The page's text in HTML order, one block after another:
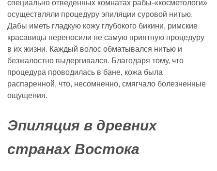
специально отведенных комнатах рабы-«косметологи»
осуществляли процедуру эпиляции суровой нитью.
Дабы иметь гладкую кожу глубокого бикини, римские
красавицы переносили не самую приятную процедуру
в их жизни. Каждый волос обматывался нитью и
безжалостно выдергивался. Благодаря тому, что
процедура проводилась в бане, кожа была
распаренной, что, несомненно, смягчало болезненные
ощущения.
Эпиляция в древних
странах Востока